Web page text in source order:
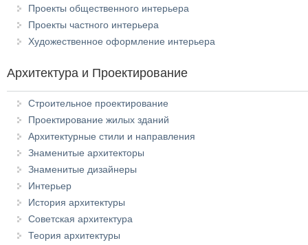
Проекты общественного интерьера
Проекты частного интерьера
Художественное оформление интерьера
Архитектура и Проектирование
Строительное проектирование
Проектирование жилых зданий
Архитектурные стили и направления
Знаменитые архитекторы
Знаменитые дизайнеры
Интерьер
История архитектуры
Советская архитектура
Теория архитектуры